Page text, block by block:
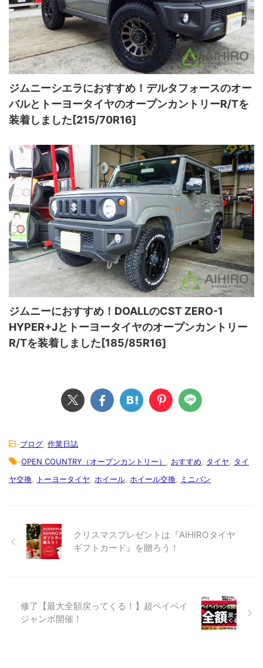
ジムニーシエラにおすすめ！デルタフォースのオー
バルとトーヨータイヤのオープンカントリーR/Tを
装着しました[215/70R16]
ジムニーにおすすめ！DOALLのCST ZERO-1
HYPER+Jとトーヨータイヤのオープンカントリー
R/Tを装着しました[185/85R16]
-ブログ, 作業日誌
-OPEN COUNTRY（オープンカントリー） , おすすめ, タイヤ, タイ
ヤ交換, トーヨータイヤ, ホイール, ホイール交換, ミニバン
クリスマスプレゼントは『AIHIROタイヤ
ギフトカード』を贈ろう！
修了【最大全額戻ってくる！】超ペイペイ
ジャンボ開催！